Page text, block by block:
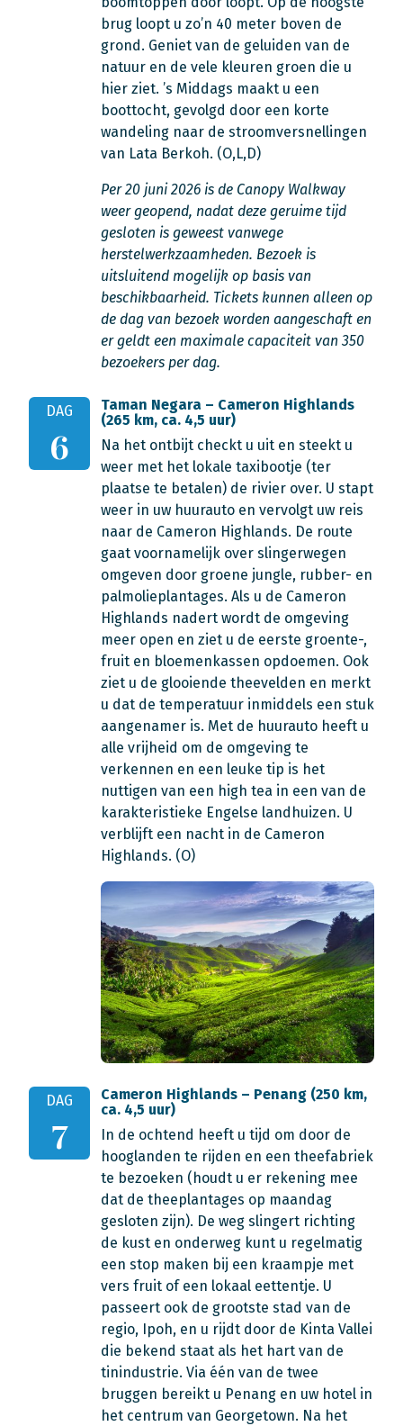
brug loopt u zo’n 40 meter boven de
grond. Geniet van de geluiden van de
natuur en de vele kleuren groen die u
hier ziet. ’s Middags maakt u een
boottocht, gevolgd door een korte
wandeling naar de stroomversnellingen
van Lata Berkoh. (O,L,D)
Per 20 juni 2026 is de Canopy Walkway
weer geopend, nadat deze geruime tijd
gesloten is geweest vanwege
herstelwerkzaamheden. Bezoek is
uitsluitend mogelijk op basis van
beschikbaarheid. Tickets kunnen alleen op
de dag van bezoek worden aangeschaft en
er geldt een maximale capaciteit van 350
bezoekers per dag.
DAG
6
Taman Negara – Cameron Highlands
(265 km, ca. 4,5 uur)
Na het ontbijt checkt u uit en steekt u
weer met het lokale taxibootje (ter
plaatse te betalen) de rivier over. U stapt
weer in uw huurauto en vervolgt uw reis
naar de Cameron Highlands. De route
gaat voornamelijk over slingerwegen
omgeven door groene jungle, rubber- en
palmolieplantages. Als u de Cameron
Highlands nadert wordt de omgeving
meer open en ziet u de eerste groente-,
fruit en bloemenkassen opdoemen. Ook
ziet u de glooiende theevelden en merkt
u dat de temperatuur inmiddels een stuk
aangenamer is. Met de huurauto heeft u
alle vrijheid om de omgeving te
verkennen en een leuke tip is het
nuttigen van een high tea in een van de
karakteristieke Engelse landhuizen. U
verblijft een nacht in de Cameron
Highlands. (O)
DAG
7
Cameron Highlands – Penang (250 km,
ca. 4,5 uur)
In de ochtend heeft u tijd om door de
hooglanden te rijden en een theefabriek
te bezoeken (houdt u er rekening mee
dat de theeplantages op maandag
gesloten zijn). De weg slingert richting
de kust en onderweg kunt u regelmatig
een stop maken bij een kraampje met
vers fruit of een lokaal eettentje. U
passeert ook de grootste stad van de
regio, Ipoh, en u rijdt door de Kinta Vallei
die bekend staat als het hart van de
tinindustrie. Via één van de twee
bruggen bereikt u Penang en uw hotel in
het centrum van Georgetown. Na het